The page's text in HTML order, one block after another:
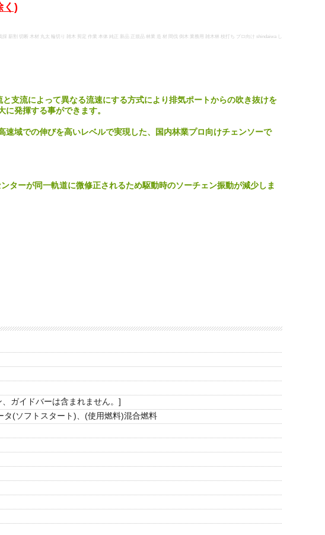
く)
薪割 切断 木材 丸太 輪切り 雑木 剪定 作業 本体 純正 新品 正規品 林業 造 材 間伐 倒木 業務用 雑木林 枝打ち プロ向け shindaiwa し
支流によって異なる流速にする方式により排気ポートからの吹き抜けを
発揮する事ができます。
域での伸びを高いレベルで実現した、国内林業プロ向けチェンソーで
ターが同一軌道に微修正されるため駆動時のソーチェン振動が減少しま
ガイドバーは含まれません。]
(ソフトスタート)、(使用燃料)混合燃料